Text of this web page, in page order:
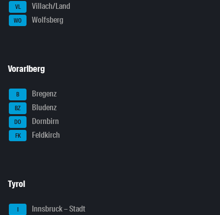
VL Villach/Land
WO Wolfsberg
Vorarlberg
B Bregenz
BZ Bludenz
DO Dornbirn
FK Feldkirch
Tyrol
I Innsbruck – Stadt